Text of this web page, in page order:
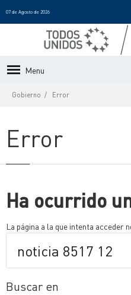
07 de Agosto de 2026
Menu
Gobierno Error
Error
Ha ocurrido
La página a la que intenta acceder
Buscar en